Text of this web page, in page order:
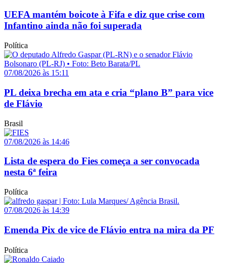
UEFA mantém boicote à Fifa e diz que crise com
Infantino ainda não foi superada
Política
07/08/2026 às 15:11
PL deixa brecha em ata e cria “plano B” para vice
de Flávio
Brasil
07/08/2026 às 14:46
Lista de espera do Fies começa a ser convocada
nesta 6ª feira
Política
07/08/2026 às 14:39
Emenda Pix de vice de Flávio entra na mira da PF
Política